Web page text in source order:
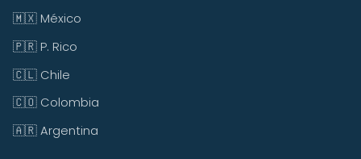
🇲🇽 México
🇵🇷 P. Rico
🇨🇱 Chile
🇨🇴 Colombia
🇦🇷 Argentina